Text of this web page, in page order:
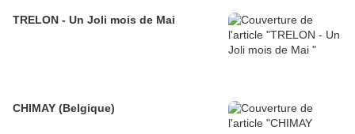
TRELON - Un Joli mois de Mai
CHIMAY (Belgique)